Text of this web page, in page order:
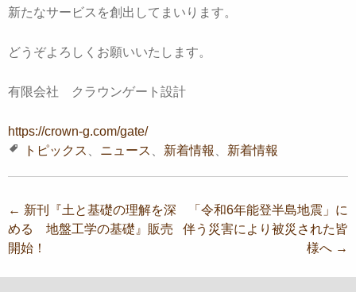
新たなサービスを創出してまいります。
どうぞよろしくお願いいたします。
有限会社 クラウンゲート設計
https://crown-g.com/gate/
トピックス
ニュース 新着情報 新着情報
投
稿
← 新刊『土と基礎の理解を深
める 地盤工学の基礎』販売
開始！
「令和6年能登半島地震」に
伴う災害により被災された皆
様へ →